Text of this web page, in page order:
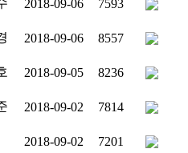
2018-09-06 7593
2018-09-06 8557
2018-09-05 8236
2018-09-02 7814
2018-09-02 7201